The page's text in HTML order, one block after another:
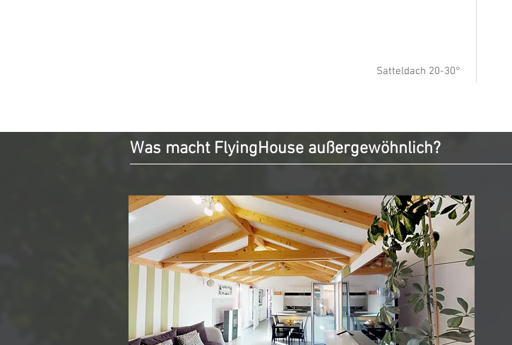
Satteldach 20-30°
Was macht FlyingHouse außergewöhnlich?